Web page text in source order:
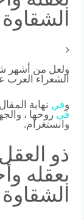
ولعل من أشهر
الشعراء العرب
وفي نهاية
في روحها ،
وانستغرام.
ذو
بعقله